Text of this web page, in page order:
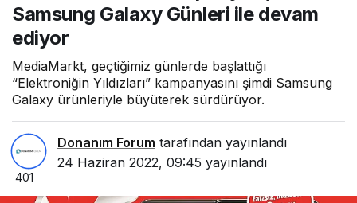
Galaxy
Samsung Galaxy Günleri ile devam
ediyor
MediaMarkt, geçtiğimiz günlerde başlattığı
“Elektroniğin Yıldızları” kampanyasını şimdi Samsung
Galaxy ürünleriyle büyüterek sürdürüyor.
Donanım Forum tarafından yayınlandı
24 Haziran 2022, 09:45 yayınlandı
401
kampanyası,
Samsung Galaxy
Günleri ile devam
ediyor